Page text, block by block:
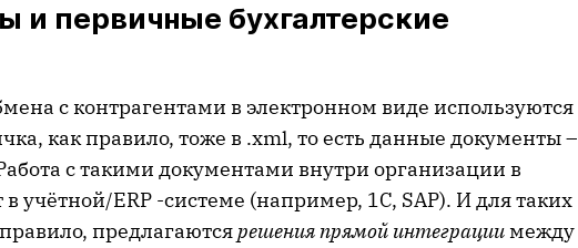
и первичные бухгалтерские
с контрагентами в электронном виде используются
как правило, тоже в .xml, то есть данные документы –
с такими документами внутри организации в
учётной/ERP -системе (например, 1С, SAP). И для таких
предлагаютсярешения прямой интеграциимежду